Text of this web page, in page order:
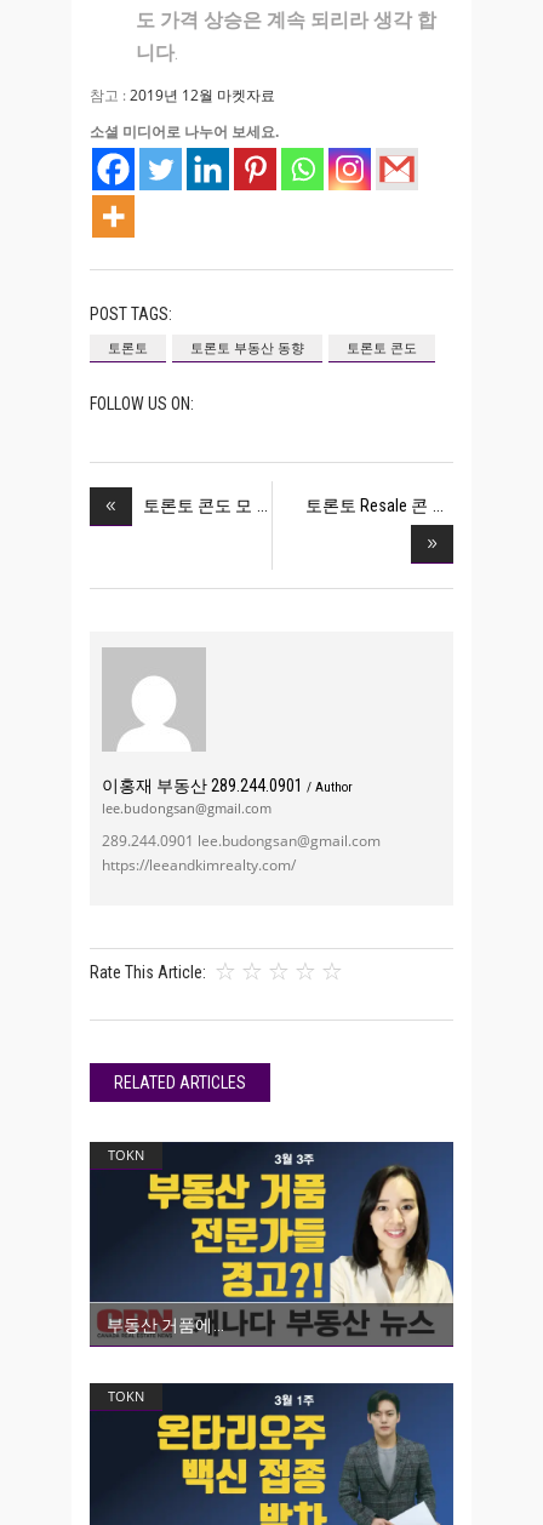
도 가격 상승은 계속 되리라 생각 합
니다
참고 :2019년 12월 마켓자료
소셜 미디어로 나누어 보세요.
POST TAGS:
토론토 토론토 부동산 동향 토론토 콘도
FOLLOW US ON:
토론토 콘도 모 토론토 Resale 콘
이홍재 부동산 289.244.0901 / Author
lee.budongsan@gmail.com
289.244.0901 lee.budongsan@gmail.com
https://leeandkimrealty.com/
Rate This Article:
RELATED ARTICLES
TOKN
부동산 거품에
TOKN